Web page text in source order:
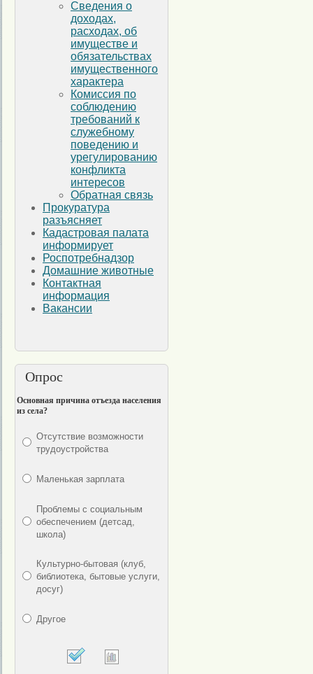
Сведения о
доходах,
расходах, об
имуществе и
обязательствах
имущественного
характера
Комиссия по
соблюдению
требований к
служебному
поведению и
урегулированию
конфликта
интересов
Обратная связь
Прокуратура
разъясняет
Кадастровая палата
информирует
Роспотребнадзор
Домашние животные
Контактная
информация
Вакансии
Опрос
Основная причина отъезда населения
из села?
Отсутствие возможности
трудоустройства
Маленькая зарплата
Проблемы с социальным
обеспечением (детсад,
школа)
Культурно-бытовая (клуб,
библиотека, бытовые услуги,
досуг)
Другое